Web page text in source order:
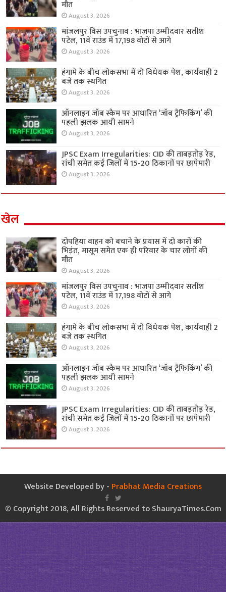
मौत
August 3, 2026
मांजलपुर विस उपचुनाव : भाजपा उम्मीदवार सतीश
पटेल, 11वें राउंड में 17,198 वोटों से आगे
August 3, 2026
हंगामे के बीच लोकसभा में दो विधेयक पेश, कार्यवाही 2
बजे तक स्थगित
August 3, 2026
ऑनलाइन जॉब स्कैम पर आधारित ‘जॉब ट्रैफिकिंग’ की
पहली झलक आयी सामने
August 3, 2026
JPSC Exam Irregularities: CID की ताबड़तोड़ रेड,
रांची समेत कई जिलों में 15-20 ठिकानों पर छापेमारी
August 3, 2026
खेल
दोपहिया वाहन को बचाने के प्रयास में दो कारों की
भिड़ंत, मासूम समेत एक ही परिवार के चार लोगों की
मौत
August 3, 2026
मांजलपुर विस उपचुनाव : भाजपा उम्मीदवार सतीश
पटेल, 11वें राउंड में 17,198 वोटों से आगे
August 3, 2026
हंगामे के बीच लोकसभा में दो विधेयक पेश, कार्यवाही 2
बजे तक स्थगित
August 3, 2026
ऑनलाइन जॉब स्कैम पर आधारित ‘जॉब ट्रैफिकिंग’ की
पहली झलक आयी सामने
August 3, 2026
JPSC Exam Irregularities: CID की ताबड़तोड़ रेड,
रांची समेत कई जिलों में 15-20 ठिकानों पर छापेमारी
August 3, 2026
Website Developed by - Prabhat Media Creations
© Copyright 2018, All Rights Reserved to ShauryaTimes.Com